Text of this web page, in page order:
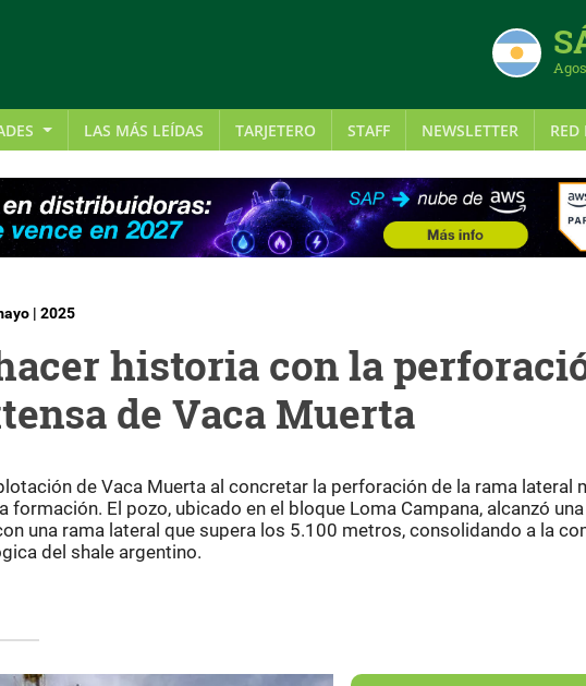
LAS MÁS LEÍDAS TARJETERO STAFF NEWSLETTER
| 2025
historia con la
de Vaca Muerta
de Vaca Muerta al concretar la perforación de la rama lateral
formación. El pozo, ubicado en el bloque Loma Campana, alcanzó una
una rama lateral que supera los 5.100 metros, consolidando a la
del shale argentino.